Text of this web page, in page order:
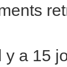
y a 15